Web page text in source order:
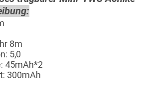
8m
5,0
45mAh*2
300mAh